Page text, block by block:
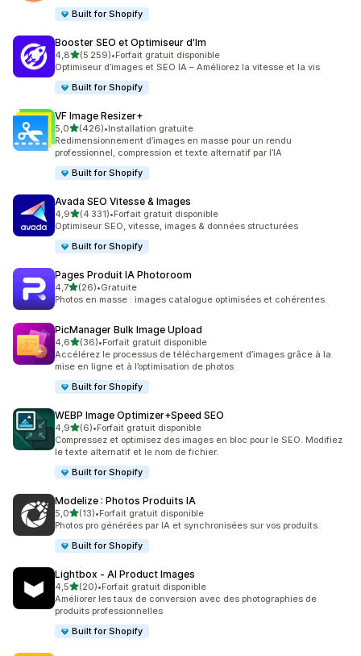
Built for Shopify
Booster SEO et Optimiseur d'Im
4,8étoile(s) sur 5
(5 259)
5259 avis au total
•Forfait gratuit disponible
Optimiseur d’images et SEO IA – Améliorez la vitesse et la vis
Built for Shopify
VF Image Resizer+
5,0étoile(s) sur 5
(426)
426 avis au total
•Installation gratuite
Redimensionnement d’images en masse pour un rendu
professionnel, compression et texte alternatif par l’IA
Built for Shopify
Avada SEO Vitesse & Images
4,9étoile(s) sur 5
(4 331)
4331 avis au total
•Forfait gratuit disponible
Optimiseur SEO, vitesse, images & données structurées
Built for Shopify
Pages Produit IA Photoroom
4,7étoile(s) sur 5
(26)
26 avis au total
•Gratuite
Photos en masse : images catalogue optimisées et cohérentes.
PicManager Bulk Image Upload
4,6étoile(s) sur 5
(36)
36 avis au total
•Forfait gratuit disponible
Accélérez le processus de téléchargement d’images grâce à la
mise en ligne et à l’optimisation de photos
Built for Shopify
WEBP Image Optimizer+Speed SEO
4,9étoile(s) sur 5
(6)
6 avis au total
•Forfait gratuit disponible
Compressez et optimisez des images en bloc pour le SEO. Modifiez
le texte alternatif et le nom de fichier.
Built for Shopify
Modelize : Photos Produits IA
5,0étoile(s) sur 5
(13)
13 avis au total
•Forfait gratuit disponible
Photos pro générées par IA et synchronisées sur vos produits.
Built for Shopify
Lightbox ‑ AI Product Images
4,5étoile(s) sur 5
(20)
20 avis au total
•Forfait gratuit disponible
Améliorer les taux de conversion avec des photographies de
produits professionnelles
Built for Shopify